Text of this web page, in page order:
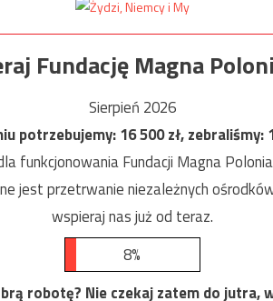
Fundację Magna
Sierpień 2026
potrzebujemy:16 500zł, zebraliśmy:
funkcjonowania Fundacji Magna
jest przetrwanie niezależnych
wspieraj nas już od teraz.
8%
robotę? Nie czekaj zatem do jutra,